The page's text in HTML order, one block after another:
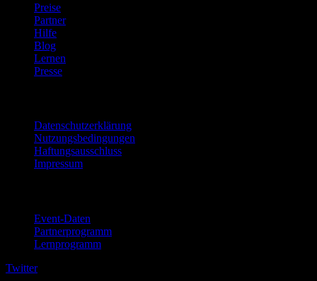
Preise
Partner
Hilfe
Blog
Lernen
Presse
Datenschutzerklärung
Nutzungsbedingungen
Haftungsausschluss
Impressum
Event-Daten
Partnerprogramm
Lernprogramm
Twitter